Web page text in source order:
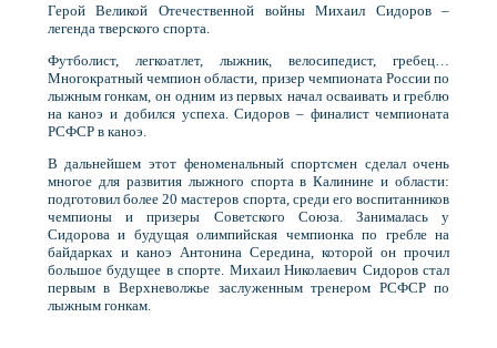
Герой Великой Отечественной войны Михаил Сидоров –
легенда тверского спорта.
Футболист, легкоатлет, лыжник, велосипедист, гребец…
Многократный чемпион области, призер чемпионата России по
лыжным гонкам, он одним из первых начал осваивать и греблю
на каноэ и добился успеха. Сидоров – финалист чемпионата
РСФСР в каноэ.
В дальнейшем этот феноменальный спортсмен сделал очень
многое для развития лыжного спорта в Калинине и области:
подготовил более 20 мастеров спорта, среди его воспитанников
чемпионы и призеры Советского Союза. Занималась у
Сидорова и будущая олимпийская чемпионка по гребле на
байдарках и каноэ Антонина Середина, которой он прочил
большое будущее в спорте. Михаил Николаевич Сидоров стал
первым в Верхневолжье заслуженным тренером РСФСР по
лыжным гонкам.